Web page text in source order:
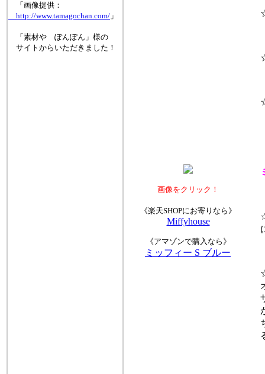
☆
☆
☆
☆
☆
画像をクリック！
《楽天SHOPにお寄りなら》
Miffyhouse
《アマゾンで購入なら》
ミッフィー S ブルー
「画像提供：
http://www.tamagochan.com/ 」
「素材や ぽんぽん」様の
サイトからいただきました！